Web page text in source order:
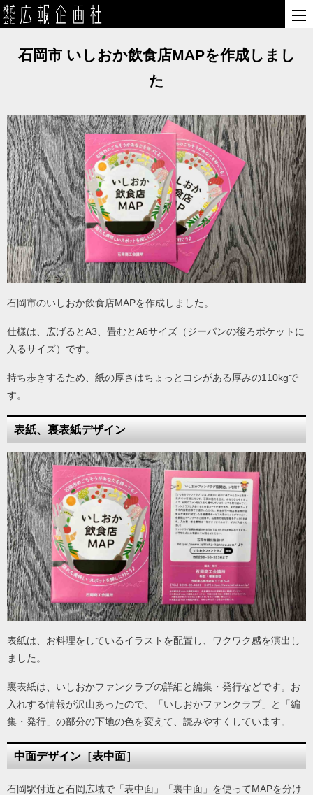
石岡市 いしおか飲食店MAPを作成しまし
た
石岡市のいしおか飲食店MAPを作成しました。
仕様は、広げるとA3、畳むとA6サイズ（ジーパンの後ろポケットに
入るサイズ）です。
持ち歩きするため、紙の厚さはちょっとコシがある厚みの110kgで
す。
表紙、裏表紙デザイン
表紙は、お料理をしているイラストを配置し、ワクワク感を演出し
ました。
裏表紙は、いしおかファンクラブの詳細と編集・発行などです。お
入れする情報が沢山あったので、「いしおかファンクラブ」と「編
集・発行」の部分の下地の色を変えて、読みやすくしています。
中面デザイン［表中面］
石岡駅付近と石岡広域で「表中面」「裏中面」を使ってMAPを分け